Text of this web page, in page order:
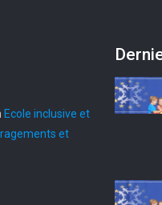
Ecole inclusive et
et